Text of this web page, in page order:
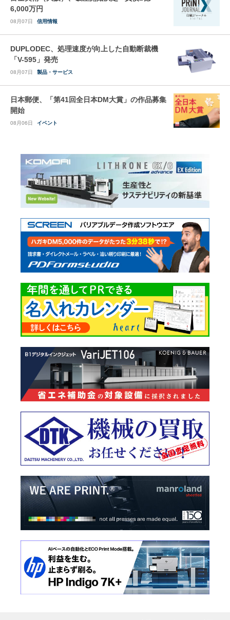
6,000万円
08月07日 信用情報
DUPLODEC、処理速度が向上した自動断裁機
「V-595」発売
08月07日 製品・サービス
日本郵便、「第41回全日本DM大賞」の作品募集
開始
08月06日 イベント